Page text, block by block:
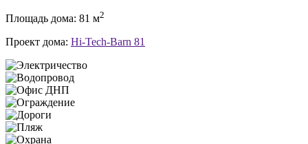
Площадь дома: 81 м2
Проект дома: Hi-Tech-Barn 81